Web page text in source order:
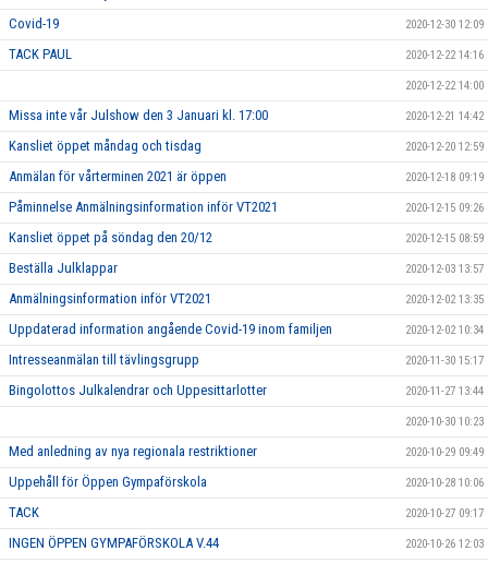
Covid-19 2020-12-30 12:09
TACK PAUL 2020-12-22 14:16
2020-12-22 14:00
Missa inte vår Julshow den 3 Januari kl. 17:00 2020-12-21 14:42
Kansliet öppet måndag och tisdag 2020-12-20 12:59
Anmälan för vårterminen 2021 är öppen 2020-12-18 09:19
Påminnelse Anmälningsinformation inför VT2021 2020-12-15 09:26
Kansliet öppet på söndag den 20/12 2020-12-15 08:59
Beställa Julklappar 2020-12-03 13:57
Anmälningsinformation inför VT2021 2020-12-02 13:35
Uppdaterad information angående Covid-19 inom familjen 2020-12-02 10:34
Intresseanmälan till tävlingsgrupp 2020-11-30 15:17
Bingolottos Julkalendrar och Uppesittarlotter 2020-11-27 13:44
2020-10-30 10:23
Med anledning av nya regionala restriktioner 2020-10-29 09:49
Uppehåll för Öppen Gympaförskola 2020-10-28 10:06
TACK 2020-10-27 09:17
INGEN ÖPPEN GYMPAFÖRSKOLA V.44 2020-10-26 12:03